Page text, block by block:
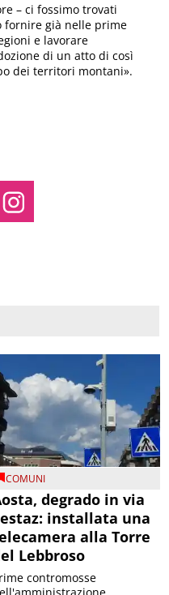
– ci fossimo trovati
fornire già nelle prime
e lavorare
di un atto di così
dei territori montani».
COMUNI
degrado in via
installata una
alla Torre
Lebbroso
contromosse